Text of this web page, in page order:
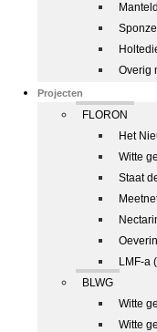
Overig
Projecten
FLORON
Het
Witte
Staat
LMF-a
BLWG
Witte
Witte